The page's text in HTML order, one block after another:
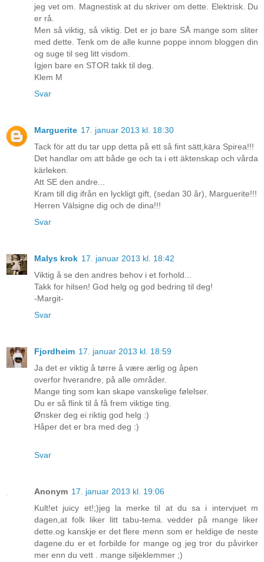
jeg vet om. Magnestisk at du skriver om dette. Elektrisk. Du
er rå.
Men så viktig, så viktig. Det er jo bare SÅ mange som sliter
med dette. Tenk om de alle kunne poppe innom bloggen din
og suge til seg litt visdom.
Igjen bare en STOR takk til deg.
Klem M
Svar
Marguerite 17. januar 2013 kl. 18:30
Tack för att du tar upp detta på ett så fint sätt,kära Spirea!!!
Det handlar om att både ge och ta i ett äktenskap och vårda
kärleken.
Att SE den andre...
Kram till dig ifrån en lyckligt gift, (sedan 30 år), Marguerite!!!
Herren Välsigne dig och de dina!!!
Svar
Malys krok 17. januar 2013 kl. 18:42
Viktig å se den andres behov i et forhold...
Takk for hilsen! God helg og god bedring til deg!
-Margit-
Svar
Fjordheim 17. januar 2013 kl. 18:59
Ja det er viktig å tørre å være ærlig og åpen
overfor hverandre, på alle områder.
Mange ting som kan skape vanskelige følelser.
Du er så flink til å få frem viktige ting.
Ønsker deg ei riktig god helg :)
Håper det er bra med deg :)
Svar
Anonym 17. januar 2013 kl. 19:06
Kult!et juicy et!;)jeg la merke til at du sa i intervjuet m
dagen,at folk liker litt tabu-tema. vedder på mange liker
dette.og kanskje er det flere menn som er heldige de neste
dagene.du er et forbilde for mange og jeg tror du påvirker
mer enn du vett . mange siljeklemmer ;)